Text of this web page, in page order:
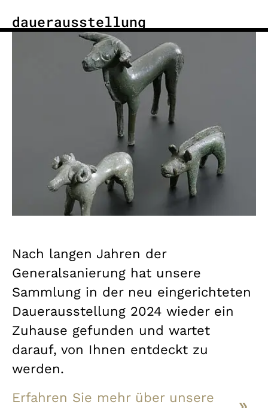
dauerausstellung
Nach langen Jahren der
Generalsanierung hat unsere
Sammlung in der neu eingerichteten
Dauerausstellung 2024 wieder ein
Zuhause gefunden und wartet
darauf, von Ihnen entdeckt zu
werden.
Erfahren Sie mehr über unsere